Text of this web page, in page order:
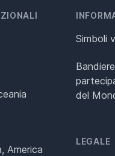
America
Simboli
del
LEGALE